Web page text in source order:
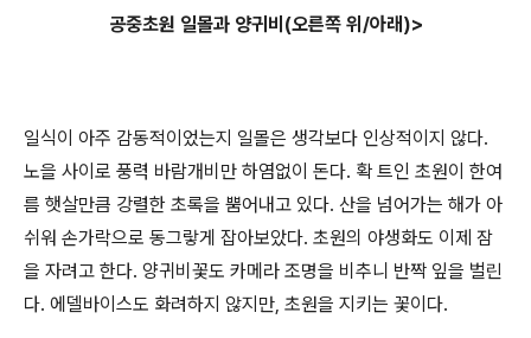
공중초원 일몰과 양귀비(오른쪽 위/아래)>
일식이 아주 감동적이었는지 일몰은 생각보다 인상적이지 않다.
노을 사이로 풍력 바람개비만 하염없이 돈다. 확 트인 초원이 한여
름 햇살만큼 강렬한 초록을 뿜어내고 있다. 산을 넘어가는 해가 아
쉬워 손가락으로 동그랗게 잡아보았다. 초원의 야생화도 이제 잠
을 자려고 한다. 양귀비꽃도 카메라 조명을 비추니 반짝 잎을 벌린
다. 에델바이스도 화려하지 않지만, 초원을 지키는 꽃이다.